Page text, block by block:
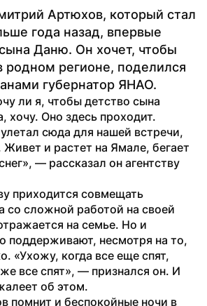
Артюхов, который стал
года назад, впервые
Даню. Он хочет, чтобы
регионе, поделился
губернатор ЯНАО.
ли я, чтобы детство сына
хочу. Оно здесь проходит.
сюда для нашей встречи,
и растет на Ямале, бегает
приходится совмещать
со сложной работой на своей
на семье. Но и
поддерживают, несмотря на то,
«Ухожу, когда все еще спят,
все спят», — признался он. И
об этом.
помнит и беспокойные ночи в